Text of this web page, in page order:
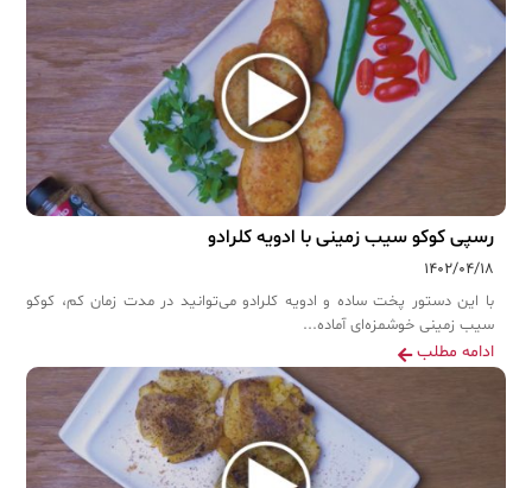
۱۴۰۲/۰۴/۱۸
رسپی کوکو سیب زمینی با ادویه کلرادو
با این دستور پخت ساده و ادویه کلرادو می‌توانید در مدت زمان کم، کوکو
سیب زمینی خوشمزه‌ای آماده...
ادامه مطلب